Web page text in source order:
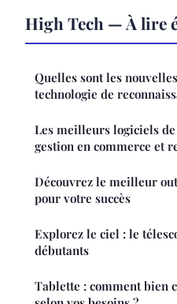
High Tech — À lire
Quelles sont les
technologie de
Les meilleurs logiciels
gestion en commerce et
Découvrez le meilleur
pour votre succès
Explorez le ciel : le
débutants
Tablette : comment bien